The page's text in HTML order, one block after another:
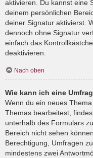
aktivieren. Du kannst eine
deinem persönlichen
deiner Signatur aktivierst.
dennoch ohne Signatur
einfach das
deaktivieren.
Nach oben
Wie kann ich eine
Wenn du ein neues
Themas bearbeitest,
unterhalb des Formulars
Bereich nicht sehen
Berechtigung, Umfragen
mindestens zwei